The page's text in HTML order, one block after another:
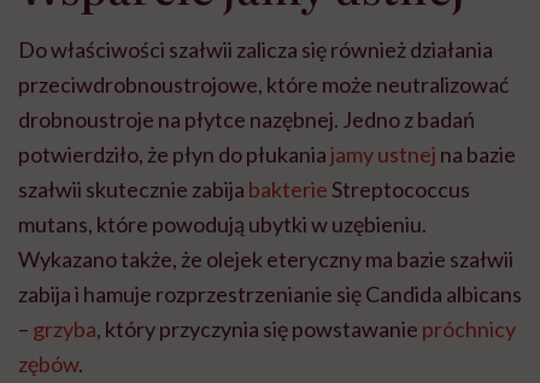
Do właściwości szałwii zalicza się również działania
przeciwdrobnoustrojowe, które może neutralizować
drobnoustroje na płytce nazębnej. Jedno z badań
potwierdziło, że płyn do płukaniajamy ustnej na bazie
szałwii skutecznie zabija bakterieStreptococcus
mutans, które powodują ubytki w uzębieniu.
Wykazano także, że olejek eteryczny ma bazie szałwii
zabija i hamuje rozprzestrzenianie się Candida albicans
– grzyba, który przyczynia się powstawanie próchnicy
zębów.